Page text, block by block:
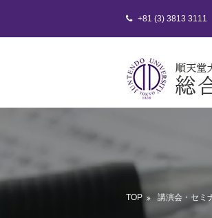
+81 (3) 3813 3111
TOP 講演会・セミ